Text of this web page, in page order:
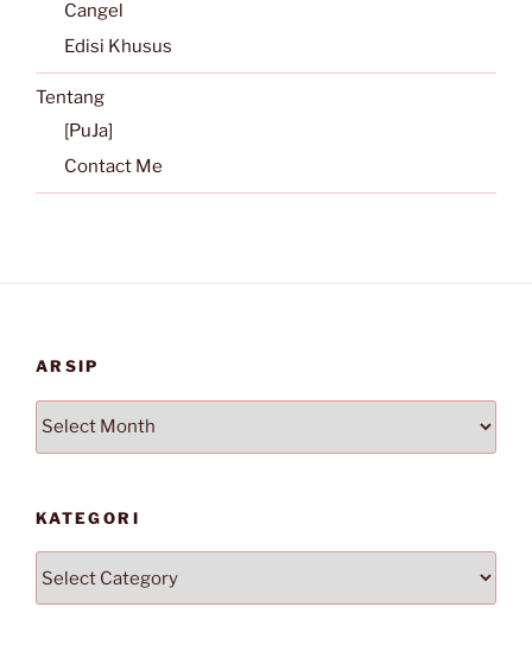
Cangel
Edisi Khusus
Tentang
[PuJa]
Contact Me
ARSIP
Arsip
KATEGORI